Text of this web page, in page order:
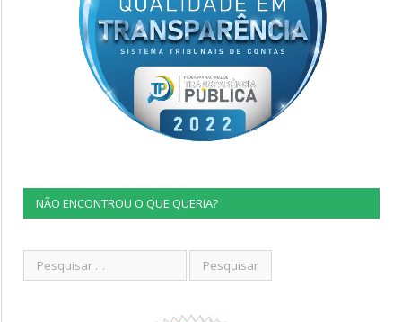
NÃO ENCONTROU O QUE QUERIA?